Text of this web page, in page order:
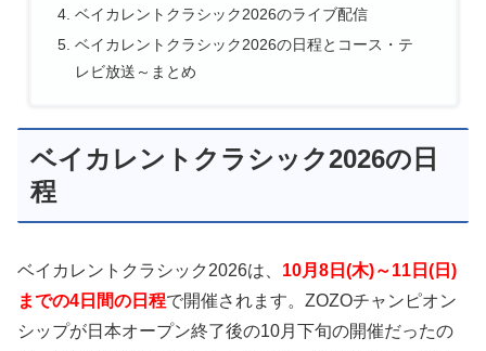
ベイカレントクラシック2026のライブ配信
ベイカレントクラシック2026の日程とコース・テ
レビ放送～まとめ
ベイカレントクラシック2026の日
程
ベイカレントクラシック2026は、 10月8日(木)～11日(日)
までの4日間の日程で開催されます。ZOZOチャンピオン
シップが日本オープン終了後の10月下旬の開催だったの